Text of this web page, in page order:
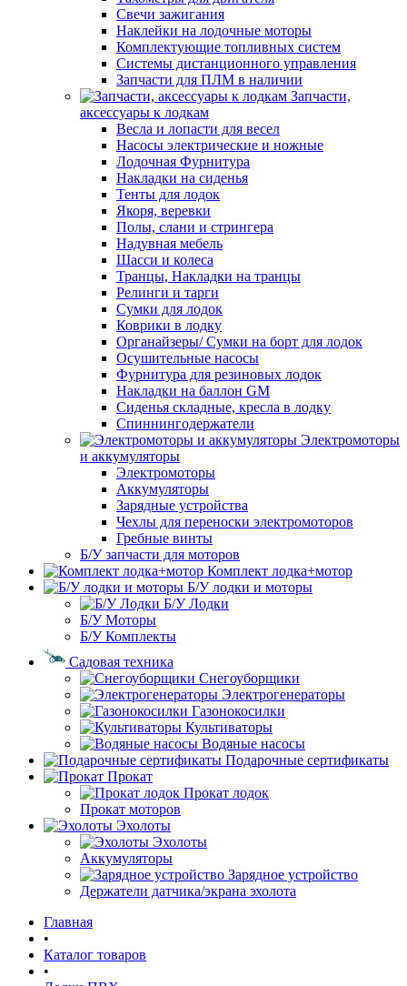
Свечи зажигания
Наклейки на лодочные моторы
Комплектующие топливных систем
Системы дистанционного управления
Запчасти для ПЛМ в наличии
Запчасти,
аксессуары к лодкам
Весла и лопасти для весел
Насосы электрические и ножные
Лодочная Фурнитура
Накладки на сиденья
Тенты для лодок
Якоря, веревки
Полы, слани и стрингера
Надувная мебель
Шасси и колеса
Транцы, Накладки на транцы
Релинги и тарги
Сумки для лодок
Коврики в лодку
Органайзеры/ Сумки на борт для лодок
Осушительные насосы
Фурнитура для резиновых лодок
Накладки на баллон GM
Сиденья складные, кресла в лодку
Спиннингодержатели
Электромоторы
и аккумуляторы
Электромоторы
Аккумуляторы
Зарядные устройства
Чехлы для переноски электромоторов
Гребные винты
Б/У запчасти для моторов
Комплект лодка+мотор
Б/У лодки и моторы
Б/У Лодки
Б/У Моторы
Б/У Комплекты
Садовая техника
Снегоуборщики
Электрогенераторы
Газонокосилки
Культиваторы
Водяные насосы
Подарочные сертификаты
Прокат
Прокат лодок
Прокат моторов
Эхолоты
Эхолоты
Аккумуляторы
Зарядное устройство
Держатели датчика/экрана эхолота
Главная
•
Каталог товаров
•